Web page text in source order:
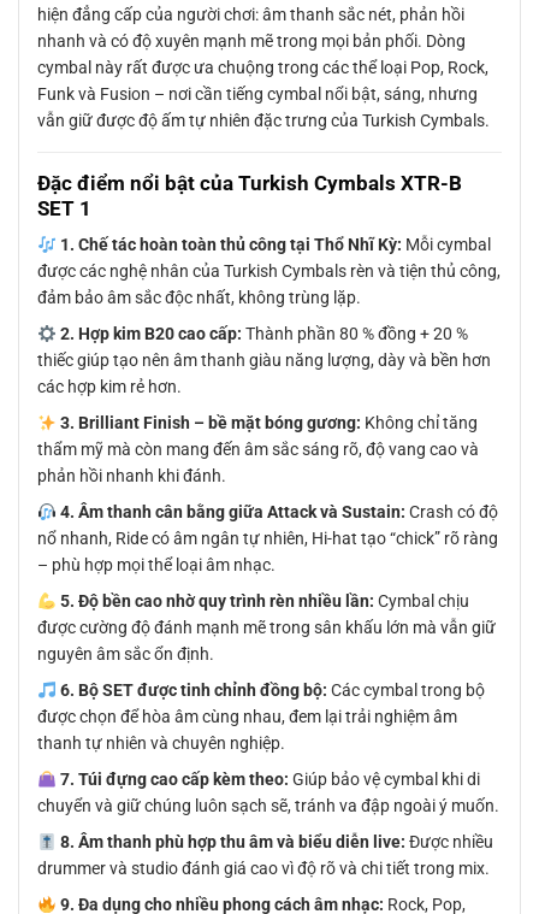
hiện đẳng cấp của người chơi: âm thanh sắc nét, phản hồi
nhanh và có độ xuyên mạnh mẽ trong mọi bản phối. Dòng
cymbal này rất được ưa chuộng trong các thể loại Pop, Rock,
Funk và Fusion – nơi cần tiếng cymbal nổi bật, sáng, nhưng
vẫn giữ được độ ấm tự nhiên đặc trưng của Turkish Cymbals.
Đặc điểm nổi bật của Turkish Cymbals XTR-B
SET 1
1. Chế tác hoàn toàn thủ công tại Thổ Nhĩ Kỳ: Mỗi cymbal
được các nghệ nhân của Turkish Cymbals rèn và tiện thủ công,
đảm bảo âm sắc độc nhất, không trùng lặp.
2. Hợp kim B20 cao cấp: Thành phần 80 % đồng + 20 %
thiếc giúp tạo nên âm thanh giàu năng lượng, dày và bền hơn
các hợp kim rẻ hơn.
3. Brilliant Finish – bề mặt bóng gương: Không chỉ tăng
thẩm mỹ mà còn mang đến âm sắc sáng rõ, độ vang cao và
phản hồi nhanh khi đánh.
4. Âm thanh cân bằng giữa Attack và Sustain: Crash có độ
nổ nhanh, Ride có âm ngân tự nhiên, Hi-hat tạo “chick” rõ ràng
– phù hợp mọi thể loại âm nhạc.
5. Độ bền cao nhờ quy trình rèn nhiều lần: Cymbal chịu
được cường độ đánh mạnh mẽ trong sân khấu lớn mà vẫn giữ
nguyên âm sắc ổn định.
6. Bộ SET được tinh chỉnh đồng bộ: Các cymbal trong bộ
được chọn để hòa âm cùng nhau, đem lại trải nghiệm âm
thanh tự nhiên và chuyên nghiệp.
7. Túi đựng cao cấp kèm theo: Giúp bảo vệ cymbal khi di
chuyển và giữ chúng luôn sạch sẽ, tránh va đập ngoài ý muốn.
8. Âm thanh phù hợp thu âm và biểu diễn live: Được nhiều
drummer và studio đánh giá cao vì độ rõ và chi tiết trong mix.
9. Đa dụng cho nhiều phong cách âm nhạc: Rock, Pop,